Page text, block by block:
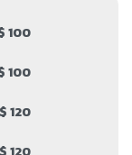
100
100
$ 120